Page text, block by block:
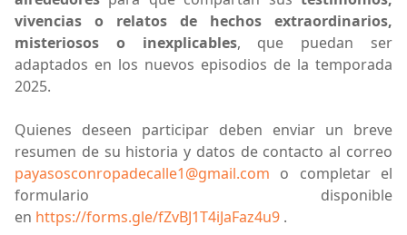
vivencias o relatos de hechos extraordinarios,
misteriosos o inexplicables, que puedan ser
adaptados en los nuevos episodios de la temporada
2025.
Quienes deseen participar deben enviar un breve
resumen de su historia y datos de contacto al correo
payasosconropadecalle1@gmail.com o completar el
formulario disponible
en https://forms.gle/fZvBJ1T4iJaFaz4u9 .